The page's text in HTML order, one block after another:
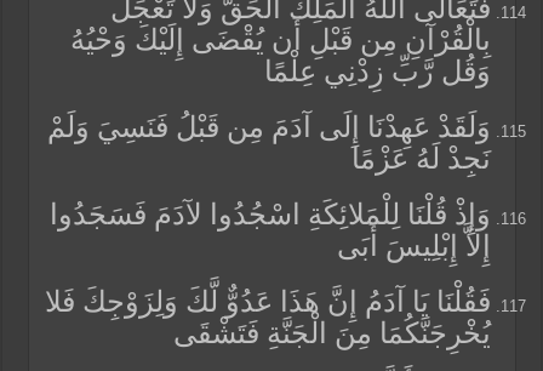
فَتَعَالَى اللَّهُ الْمَلِكُ الْحَقُّ وَلا تَعْجَلْ
بِالْقُرْآنِ مِن قَبْلِ أَن يُقْضَى إِلَيْكَ وَحْيُهُ
وَقُل رَّبِّ زِدْنِي عِلْمًا
وَلَقَدْ عَهِدْنَا إِلَى آدَمَ مِن قَبْلُ فَنَسِيَ وَلَمْ
نَجِدْ لَهُ عَزْمًا
وَإِذْ قُلْنَا لِلْمَلائِكَةِ اسْجُدُوا لآدَمَ فَسَجَدُوا
إِلاَّ إِبْلِيسَ أَبَى
فَقُلْنَا يَا آدَمُ إِنَّ هَذَا عَدُوٌّ لَّكَ وَلِزَوْجِكَ فَلا
يُخْرِجَنَّكُمَا مِنَ الْجَنَّةِ فَتَشْقَى